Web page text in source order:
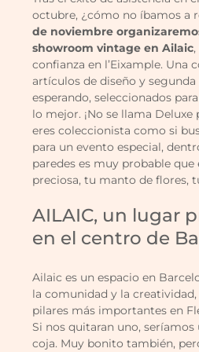
octubre, ¿cómo no íbamos a
de noviembre
showroom vintage en Ailaic
confianza en l’Eixample. Una
artículos de diseño y
esperando, seleccionados
lo mejor. ¡No se llama Deluxe
eres coleccionista como si
para un evento especial,
paredes es muy probable
preciosa, tu manto de flores,
AILAIC, un lugar
en el centro de
Ailaic es un espacio en
la comunidad y la
pilares más importantes en
Si nos quitaran uno,
coja. Muy bonito también,